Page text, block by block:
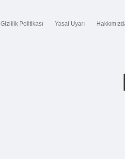
Gizlilik Politikası Yasal Uyarı